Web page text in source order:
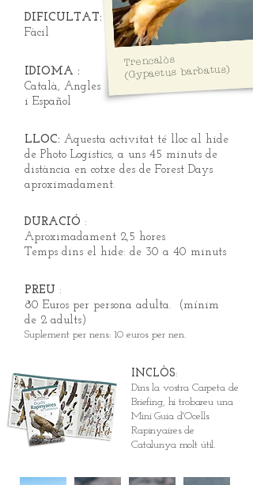
DIFICULTAT:
Fàcil
IDIOMA :
Català, Angles
i Español
Trencalòs
(Gypaetus barbatus)
LLOC: Aquesta activitat té lloc al hide
de Photo Logistics, a uns 45 minuts de
distància en cotxe des de Forest Days
aproximadament.
DURACIÓ :
Aproximadament 2,5 hores
Temps dins el hide: de 30 a 40 minuts
PREU :
80 Euros per persona adulta. (mínim
de 2 adults)
Suplement per nens: 10 euros per nen.
INCLÒS:
Dins la vostra Carpeta de
Briefing, hi trobareu una
Mini Guia d'Ocells
Rapinyaires de
Catalunya molt útil.